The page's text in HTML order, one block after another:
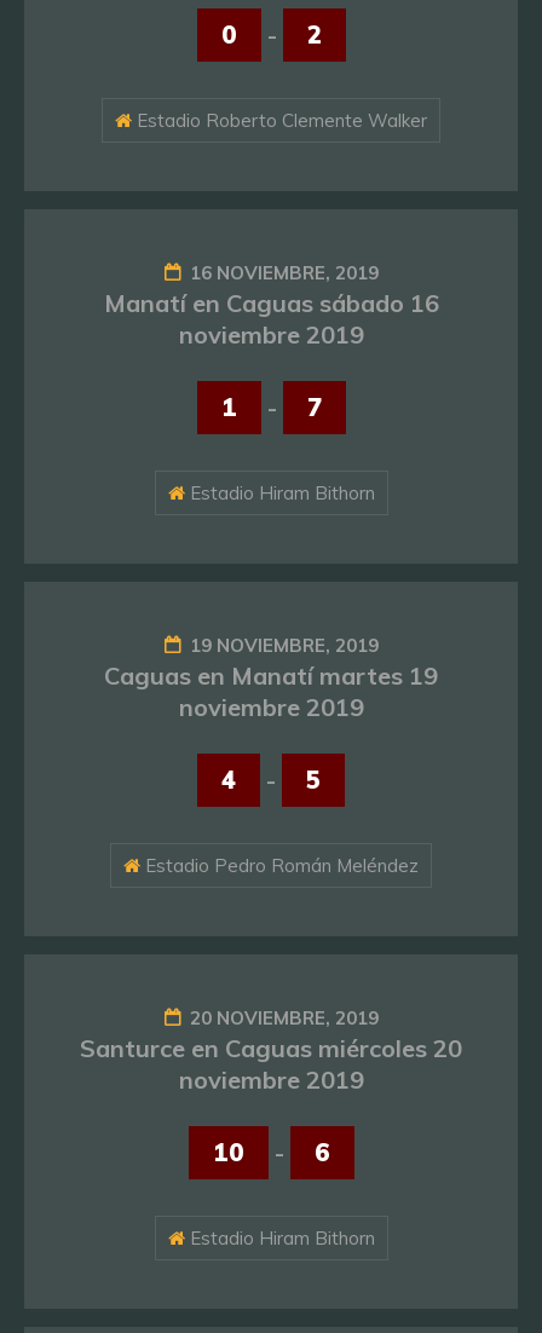
0 - 2
Estadio Roberto Clemente Walker
16 NOVIEMBRE, 2019
Manatí en Caguas sábado 16
noviembre 2019
1 - 7
Estadio Hiram Bithorn
19 NOVIEMBRE, 2019
Caguas en Manatí martes 19
noviembre 2019
4 - 5
Estadio Pedro Román Meléndez
20 NOVIEMBRE, 2019
Santurce en Caguas miércoles 20
noviembre 2019
10 - 6
Estadio Hiram Bithorn